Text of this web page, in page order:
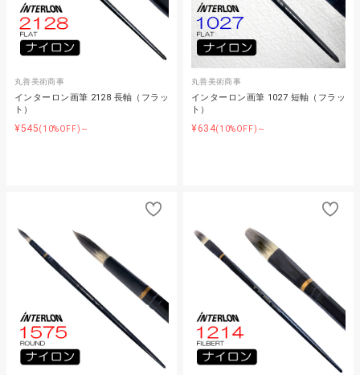
丸善美術商事
インターロン画筆 2128 長軸（フラッ
ト）
¥545(10%OFF)～
丸善美術商事
インターロン画筆 1027 短軸（フラッ
ト）
¥634(10%OFF)～